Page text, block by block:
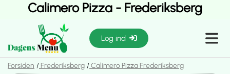
Calimero Pizza - Frederiksberg
Log ind
Forsiden Frederiksberg Calimero Pizza Frederiksberg